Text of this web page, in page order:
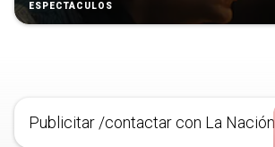
ESPECTÁCULOS
Publicitar /contactar con La Nación